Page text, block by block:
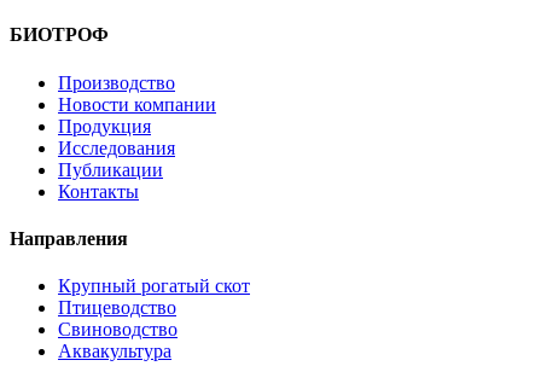
БИОТРОФ
Производство
Новости компании
Продукция
Исследования
Публикации
Контакты
Направления
Крупный рогатый скот
Птицеводство
Свиноводство
Аквакультура